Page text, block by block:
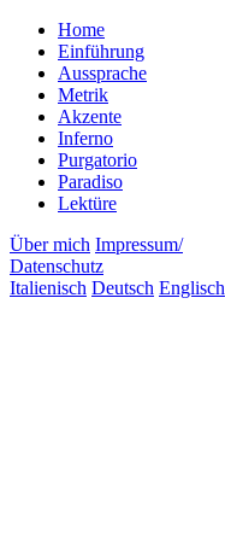
Home
Einführung
Aussprache
Metrik
Akzente
Inferno
Purgatorio
Paradiso
Lektüre
Über mich Impressum/
Datenschutz
Italienisch Deutsch Englisch